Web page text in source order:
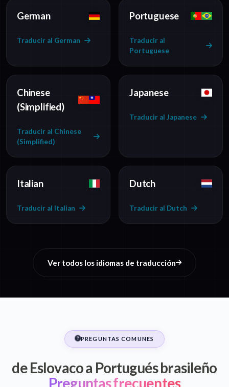
German
Traducir al German
Portuguese
Traducir al
Portuguese
Chinese
(Simplified)
Traducir al Chinese
(Simplified)
Japanese
Traducir al Japanese
Italian
Traducir al Italian
Dutch
Traducir al Dutch
Ver todos los idiomas de traducción
PREGUNTAS COMUNES
de Eslovaco a Portugués brasileño
Preguntas frecuentes